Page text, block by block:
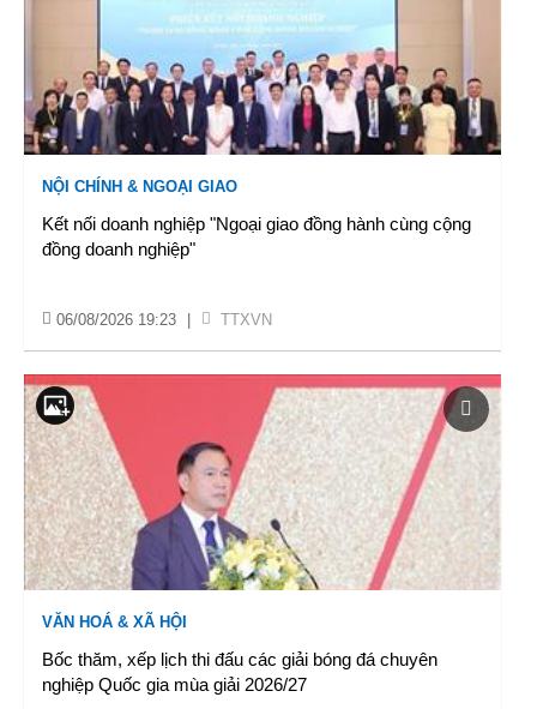
NỘI CHÍNH & NGOẠI GIAO
Kết nối doanh nghiệp "Ngoại giao đồng hành cùng cộng
đồng doanh nghiệp"
06/08/2026 19:23 TTXVN
VĂN HOÁ & XÃ HỘI
Bốc thăm, xếp lịch thi đấu các giải bóng đá chuyên
nghiệp Quốc gia mùa giải 2026/27